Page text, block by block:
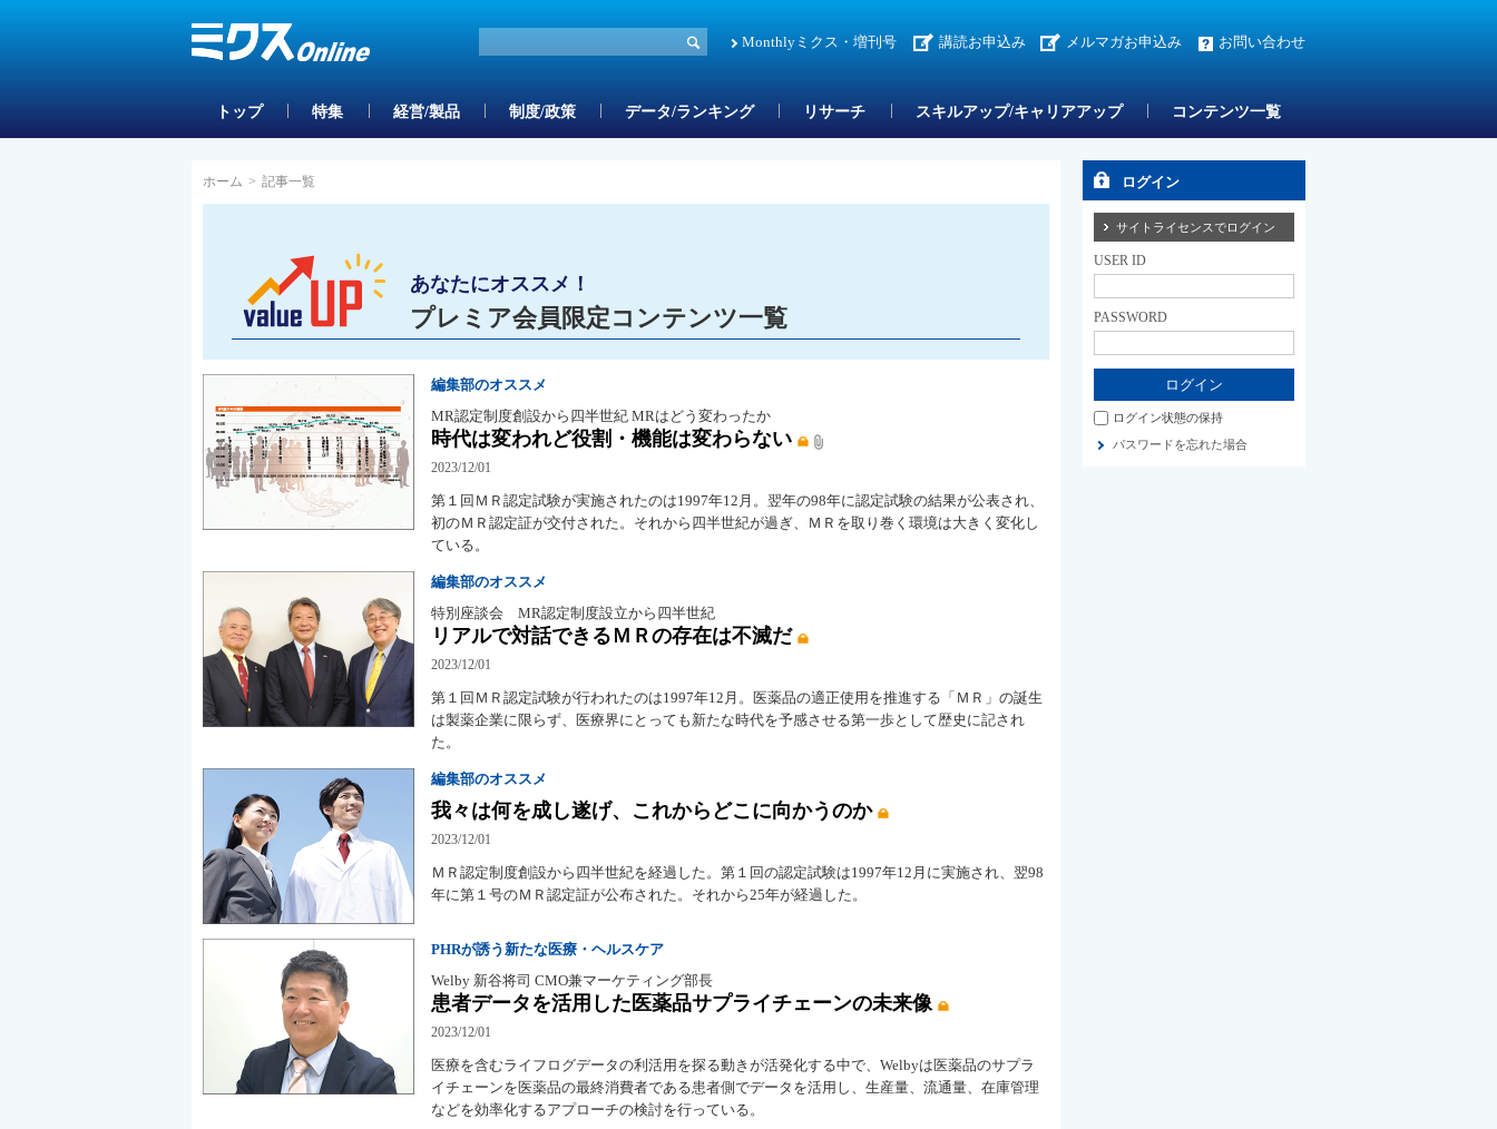
Monthlyミクス・増刊号 講読お申込み メルマガお申込み お問い合わせ
トップ 特集 経営/製品 制度/政策 データ/ランキング リサーチ スキルアップ/キャリアアップ コンテンツ一覧
ホーム > 記事一覧
あなたにオススメ！
プレミア会員限定コンテンツ一覧
編集部のオススメ
MR認定制度創設から四半世紀 MRはどう変わったか
時代は変われど役割・機能は変わらない
2023/12/01
第１回ＭＲ認定試験が実施されたのは1997年12月。翌年の98年に認定試験の結果が公表され、
初のＭＲ認定証が交付された。それから四半世紀が過ぎ、ＭＲを取り巻く環境は大きく変化し
ている。
編集部のオススメ
特別座談会 MR認定制度設立から四半世紀
リアルで対話できるＭＲの存在は不滅だ
2023/12/01
第１回ＭＲ認定試験が行われたのは1997年12月。医薬品の適正使用を推進する「ＭＲ」の誕生
は製薬企業に限らず、医療界にとっても新たな時代を予感させる第一歩として歴史に記され
た。
編集部のオススメ
我々は何を成し遂げ、これからどこに向かうのか
2023/12/01
ＭＲ認定制度創設から四半世紀を経過した。第１回の認定試験は1997年12月に実施され、翌98
年に第１号のＭＲ認定証が公布された。それから25年が経過した。
PHRが誘う新たな医療・ヘルスケア
Welby 新谷将司 CMO兼マーケティング部長
患者データを活用した医薬品サプライチェーンの未来像
2023/12/01
医療を含むライフログデータの利活用を探る動きが活発化する中で、Welbyは医薬品のサプラ
イチェーンを医薬品の最終消費者である患者側でデータを活用し、生産量、流通量、在庫管理
などを効率化するアプローチの検討を行っている。
ログイン
サイトライセンスでログイン
USER ID
PASSWORD
ログイン状態の保持
パスワードを忘れた場合